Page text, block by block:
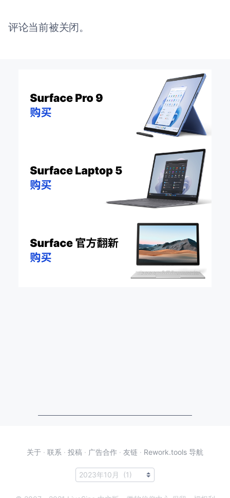
评论当前被关闭。
关于 · 联系 · 投稿 · 广告合作 · 友链 · Rework.tools 导航